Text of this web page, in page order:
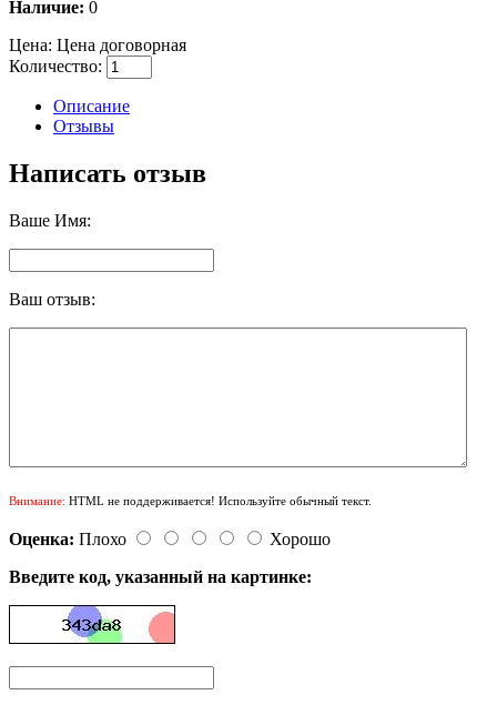
Наличие: 0
Цена: Цена договорная
Количество:
Описание
Отзывы
Написать отзыв
Ваше Имя:
Ваш отзыв:
Внимание: HTML не поддерживается! Используйте обычный текст.
Оценка: Плохо
Хорошо
Введите код, указанный на картинке: